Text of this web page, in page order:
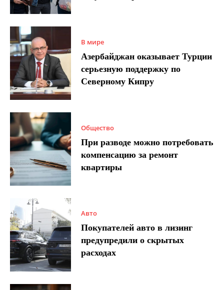
В мире
Азербайджан оказывает Турции
серьезную поддержку по
Северному Кипру
Общество
При разводе можно потребовать
компенсацию за ремонт
квартиры
Авто
Покупателей авто в лизинг
предупредили о скрытых
расходах